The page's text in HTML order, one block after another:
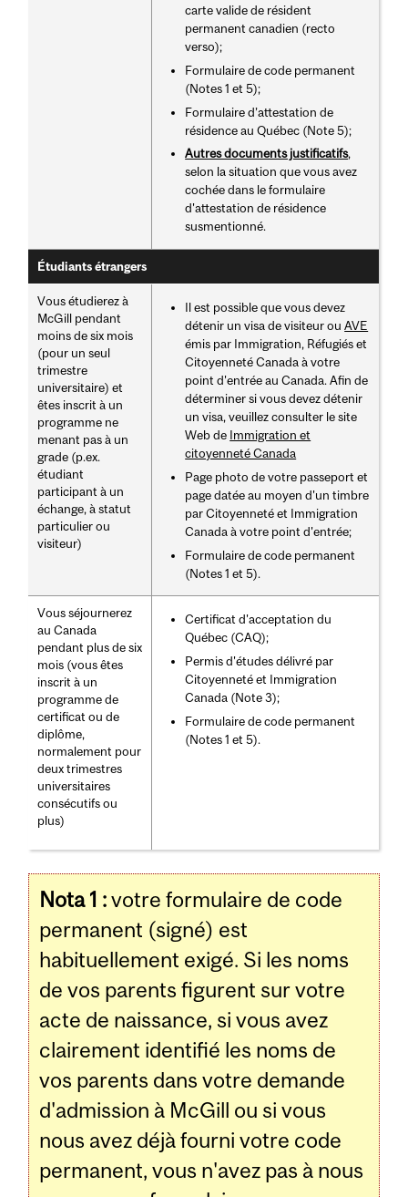
carte valide de résident
permanent canadien (recto
verso);
Formulaire de code permanent
(Notes 1 et 5);
Formulaire d’attestation de
résidence au Québec (Note 5);
Autres documents justificatifs,
selon la situation que vous avez
cochée dans le formulaire
d'attestation de résidence
susmentionné.
Étudiants étrangers
Vous étudierez à
McGill pendant
moins de six mois
(pour un seul
trimestre
universitaire) et
êtes inscrit à un
programme ne
menant pas à un
grade (p.ex.
étudiant
participant à un
échange, à statut
particulier ou
visiteur)
Il est possible que vous devez
détenir un visa de visiteur ouAVE
émis par Immigration, Réfugiés et
Citoyenneté Canada à votre
point d'entrée au Canada. Afin de
déterminer si vous devez détenir
un visa, veuillez consulter le site
Web de Immigration et
citoyenneté Canada
Page photo de votre passeport et
page datée au moyen d'un timbre
par Citoyenneté et Immigration
Canada à votre point d'entrée;
Formulaire de code permanent
(Notes 1 et 5).
Vous séjournerez
au Canada
pendant plus de six
mois (vous êtes
inscrit à un
programme de
certificat ou de
diplôme,
normalement pour
deux trimestres
universitaires
consécutifs ou
plus)
Certificat d'acceptation du
Québec (CAQ);
Permis d'études délivré par
Citoyenneté et Immigration
Canada (Note 3);
Formulaire de code permanent
(Notes 1 et 5).
Nota 1 :votre formulaire de code
permanent (signé) est
habituellement exigé. Si les noms
de vos parents figurent sur votre
acte de naissance, si vous avez
clairement identifié les noms de
vos parents dans votre demande
d'admission à McGill ou si vous
nous avez déjà fourni votre code
permanent, vous n'avez pas à nous